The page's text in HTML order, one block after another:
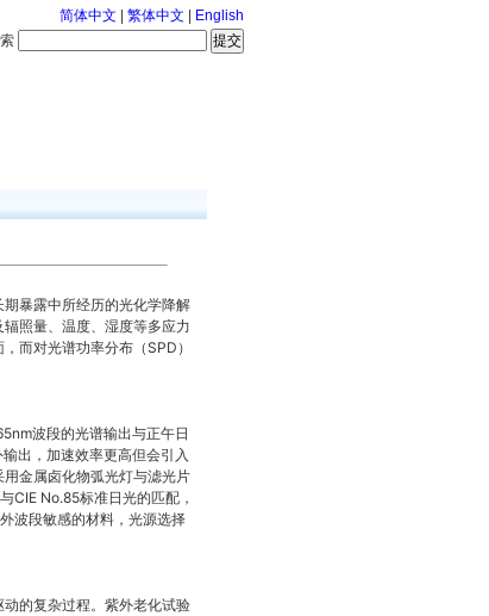
简体中文 繁体中文
English
暴露中所经历的光化学降解
照量、温度、湿度等多应力
而对光谱功率分布（SPD）
波段的光谱输出与正午日
出，加速效率更高但会引入
金属卤化物弧光灯与滤光片
CIE No.85标准日光的匹配，
波段敏感的材料，光源选择
的复杂过程。紫外老化试验